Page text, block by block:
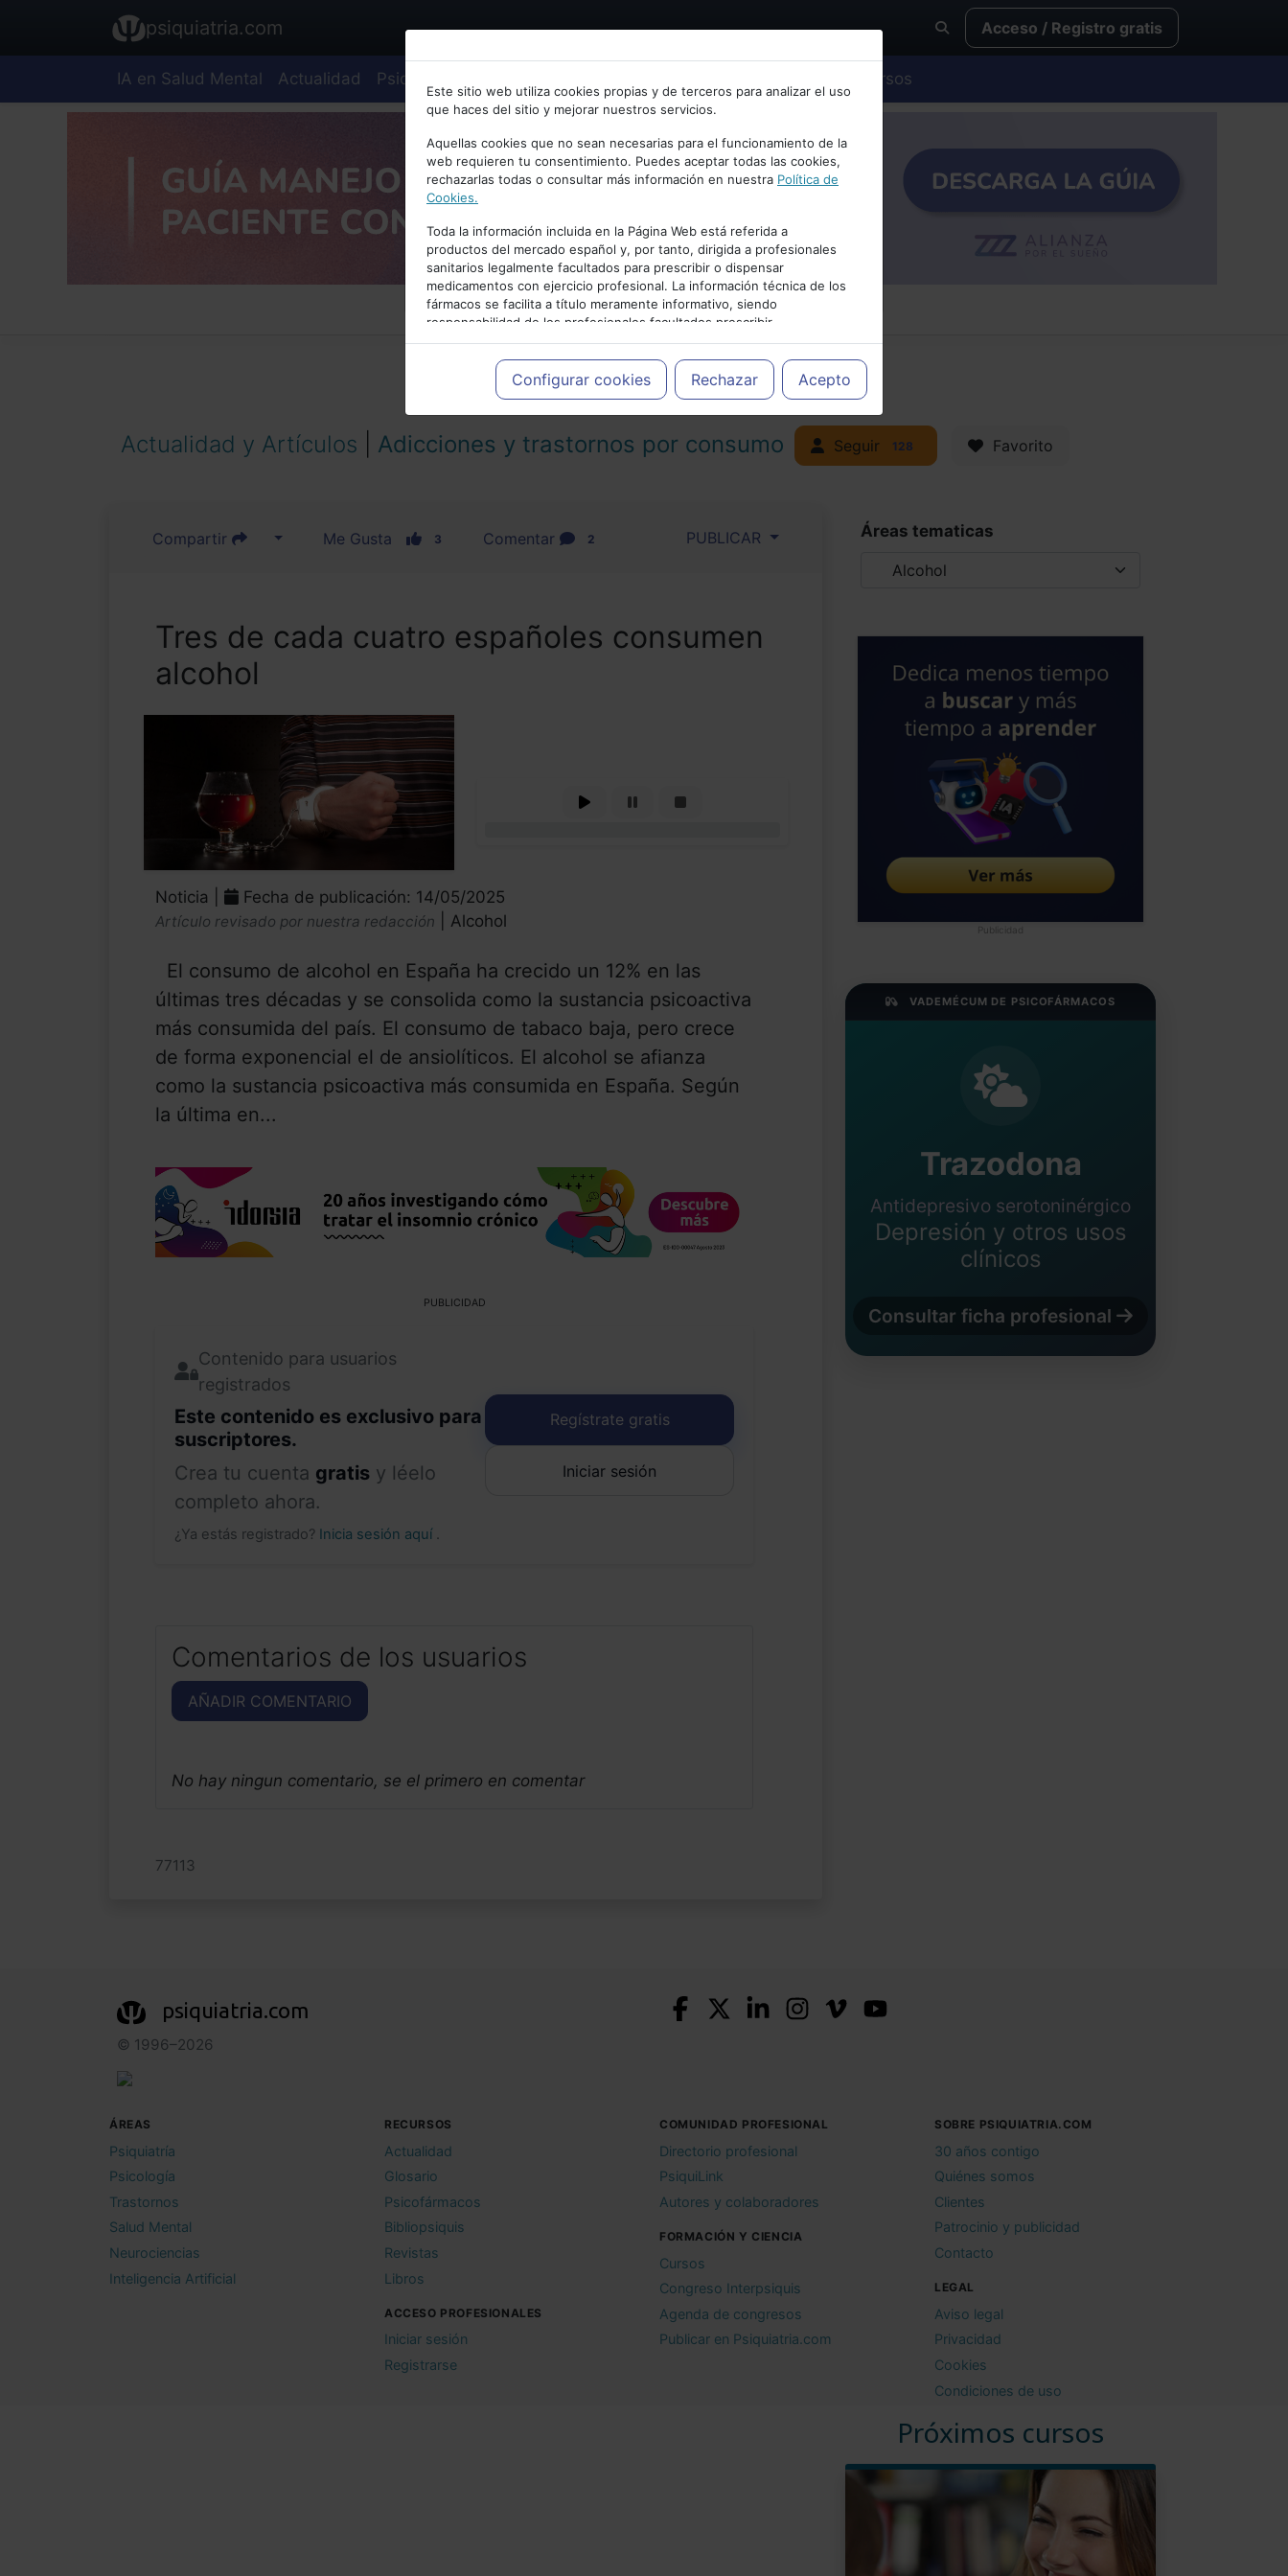
Bienvenid@ a psiquiatria.com
Escribe tu Email
Accede o regístrate con tu email.
Cancelar
psiquiatria.com Acceso / Registro gratis
IA en Salud Mental Actualidad Psiquiatría Cursos
Este sitio web utiliza cookies propias y de terceros para analizar el uso
que haces del sitio y mejorar nuestros servicios.
Aquellas cookies que no sean necesarias para el funcionamiento de la
web requieren tu consentimiento. Puedes aceptar todas las cookies,
rechazarlas todas o consultar más información en nuestra Política de
Cookies.
Toda la información incluida en la Página Web está referida a
productos del mercado español y, por tanto, dirigida a profesionales
sanitarios legalmente facultados para prescribir o dispensar
medicamentos con ejercicio profesional. La información técnica de los
fármacos se facilita a título meramente informativo, siendo
responsabilidad de los profesionales facultados prescribir
medicamentos y decidir, en cada caso concreto, el tratamiento más
adecuado a las necesidades del paciente.
Configurar cookies Rechazar Acepto
PUBLICIDAD
Actualidad y Artículos Adicciones y trastornos por consumo Seguir 128 Favorito
Compartir Me Gusta 3 Comentar 2 PUBLICAR
Tres de cada cuatro españoles consumen
alcohol
Noticia | Fecha de publicación: 14/05/2025
Artículo revisado por nuestra redacción | Alcohol
El consumo de alcohol en España ha crecido un 12% en las
últimas tres décadas y se consolida como la sustancia psicoactiva
más consumida del país. El consumo de tabaco baja, pero crece
de forma exponencial el de ansiolíticos. El alcohol se afianza
como la sustancia psicoactiva más consumida en España. Según
la última en...
PUBLICIDAD
Contenido para usuarios
registrados
Este contenido es exclusivo para
suscriptores.
Crea tu cuenta gratis y léelo
completo ahora.
¿Ya estás registrado? Inicia sesión aquí .
Regístrate gratis
Iniciar sesión
Comentarios de los usuarios
AÑADIR COMENTARIO
No hay ningun comentario, se el primero en comentar
77113
Áreas tematicas
Publicidad
VADEMÉCUM DE PSICOFÁRMACOS
Trazodona
Antidepresivo serotoninérgico
Depresión y otros usos
clínicos
Consultar ficha profesional
Próximos cursos
psiquiatria.com
© 1996–2026
ÁREAS
Psiquiatría
Psicología
Trastornos
Salud Mental
Neurociencias
Inteligencia Artificial
RECURSOS
Actualidad
Glosario
Psicofármacos
Bibliopsiquis
Revistas
Libros
ACCESO PROFESIONALES
Iniciar sesión
Registrarse
COMUNIDAD PROFESIONAL
Directorio profesional
PsiquiLink
Autores y colaboradores
FORMACIÓN Y CIENCIA
Cursos
Congreso Interpsiquis
Agenda de congresos
Publicar en Psiquiatria.com
SOBRE PSIQUIATRIA.COM
30 años contigo
Quiénes somos
Clientes
Patrocinio y publicidad
Contacto
LEGAL
Aviso legal
Privacidad
Cookies
Condiciones de uso